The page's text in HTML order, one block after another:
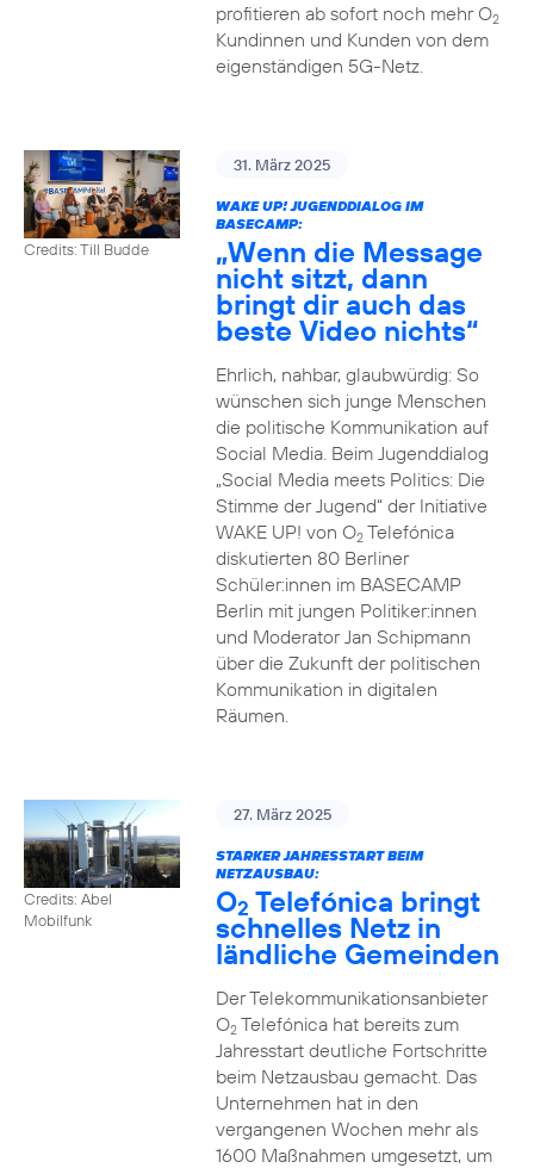
profitieren ab sofort noch mehr O2
Kundinnen und Kunden von dem
eigenständigen 5G-Netz.
Credits: Till Budde
31. März 2025
WAKE UP! JUGENDDIALOG IM
BASECAMP:
„Wenn die Message
nicht sitzt, dann
bringt dir auch das
beste Video nichts“
Ehrlich, nahbar, glaubwürdig: So
wünschen sich junge Menschen
die politische Kommunikation auf
Social Media. Beim Jugenddialog
„Social Media meets Politics: Die
Stimme der Jugend“ der Initiative
WAKE UP! von O2Telefónica
diskutierten 80 Berliner
Schüler:innen im BASECAMP
Berlin mit jungen Politiker:innen
und Moderator Jan Schipmann
über die Zukunft der politischen
Kommunikation in digitalen
Räumen.
Credits: Abel
Mobilfunk
27. März 2025
STARKER JAHRESSTART BEIM
NETZAUSBAU:
O2 Telefónica bringt
schnelles Netz in
ländliche Gemeinden
Der Telekommunikationsanbieter
O2Telefónica hat bereits zum
Jahresstart deutliche Fortschritte
beim Netzausbau gemacht. Das
Unternehmen hat in den
vergangenen Wochen mehr als
1600 Maßnahmen umgesetzt, um